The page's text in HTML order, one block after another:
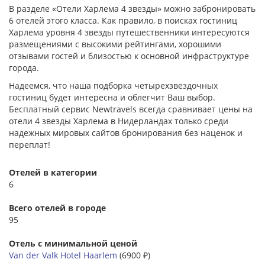
В разделе «Отели Харлема 4 звезды» можно забронировать
6 отелей этого класса. Как правило, в поисках гостиниц
Харлема уровня 4 звезды путешественники интересуются
размещениями с высокими рейтингами, хорошими
отзывами гостей и близостью к основной инфраструктуре
города.
Надеемся, что наша подборка четырехзвездочных
гостиниц будет интересна и облегчит Ваш выбор.
Бесплатный сервис Newtravels всегда сравнивает цены на
отели 4 звезды Харлема в Нидерландах только среди
надежных мировых сайтов бронирования без наценок и
переплат!
Отелей в категории
6
Всего отелей в городе
95
Отель с минимальной ценой
Van der Valk Hotel Haarlem (6900 ₽)